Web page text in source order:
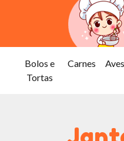
Bolos e
Tortas
Carnes Aves